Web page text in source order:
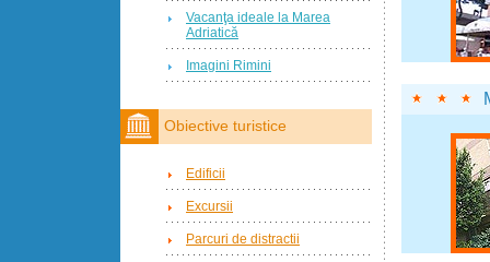
Vacanţa ideale la Marea
Adriatică
Imagini Rimini
Obiective turistice
Edificii
Excursii
Parcuri de distractii